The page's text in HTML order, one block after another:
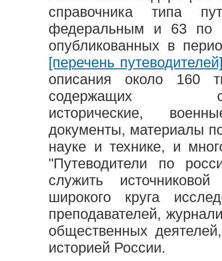
справочника типа
федеральным и 63 по
опубликованных в
[перечень
описания около 160
содержащих
исторические,
документы, материалы
науке и технике, и
"Путеводители по
служить
широкого круга
преподавателей,
общественных
историей России.